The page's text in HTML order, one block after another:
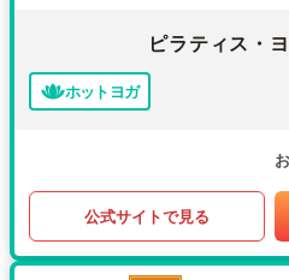
ピラティス・
ホットヨガ
公式サイトで見る